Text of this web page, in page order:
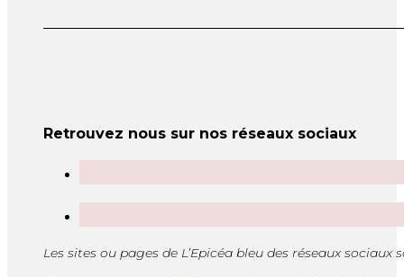
Retrouvez nous sur nos réseaux sociaux
Les sites ou pages de L’Epicéa bleu des réseaux sociaux